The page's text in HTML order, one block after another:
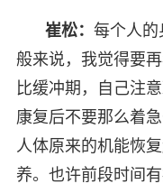
崔松： 每个人的
般来说，我觉得要
比缓冲期，自己注
康复后不要那么着
人体原来的机能恢
养。也许前段时间